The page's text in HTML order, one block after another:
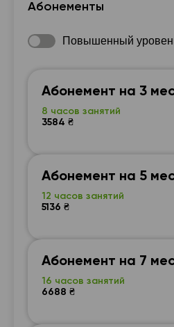
Абонементы
Повышенный
Абонемент на 3
8 часов занятий
3584 ₴
Абонемент на 5
12 часов занятий
5136 ₴
Абонемент на 7
16 часов занятий
6688 ₴